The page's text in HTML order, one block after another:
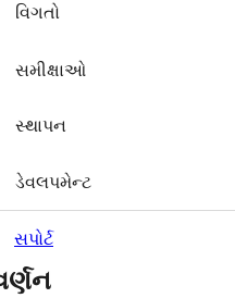
વિગતો
સમીક્ષાઓ
સ્થાપન
ડેવલપમેન્ટ
સપોર્ટ